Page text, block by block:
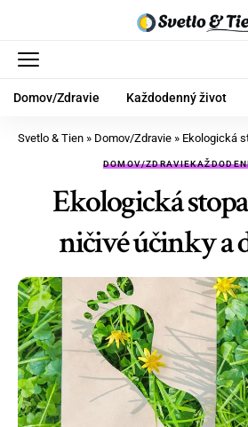
Domov/Zdravie Každodenný život
Svetlo & Tien » Domov/Zdravie » Ekologická
DOMOV/ZDRAVIE
Ekologická
ničivé účinky a